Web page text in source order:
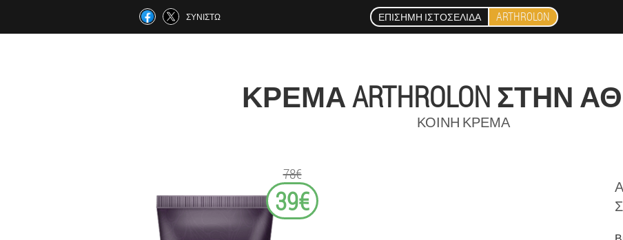
ΣΥΝΙΣΤΏ ΕΠΊΣΗΜΗ ΙΣΤΟΣΕΛΊΔΑ ARTHROLON
ΚΡΈΜΑ ARTHROLON ΣΤΗΝ
ΚΟΙΝΉ ΚΡΈΜΑ
78€
39€